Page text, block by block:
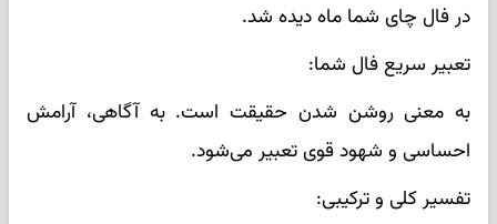
در فال چای شما ماه دیده شد.
تعبیر سریع فال شما:
به معنی روشن شدن حقیقت است. به آگاهی، آرامش
احساسی و شهود قوی تعبیر می‌شود.
تفسیر کلی و ترکیبی: